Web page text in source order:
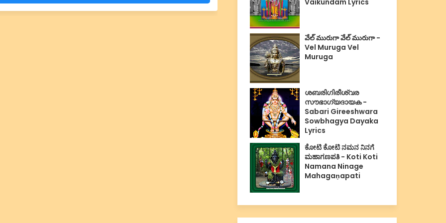
Vaikundam Lyrics
వేల్ మురుగా వేల్ మురుగా -
Vel Muruga Vel
Muruga
ശബരിഗിരീശ്വര
സൗഭാഗ്യദായക -
Sabari Gireeshwara
Sowbhagya Dayaka
Lyrics
ಕೋಟಿ ಕೋಟಿ ನಮನ ನಿನಗೆ
ಮಹಾಗಣಪತಿ - Koti Koti
Namana Ninage
Mahagaṇapati